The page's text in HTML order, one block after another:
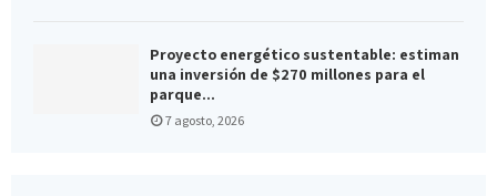
Proyecto energético sustentable: estiman
una inversión de $270 millones para el
parque...
7 agosto, 2026